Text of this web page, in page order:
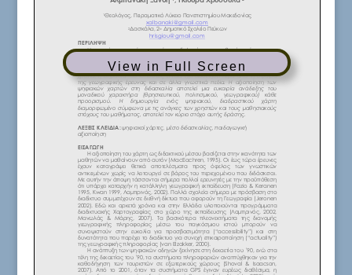
View in Full Screen